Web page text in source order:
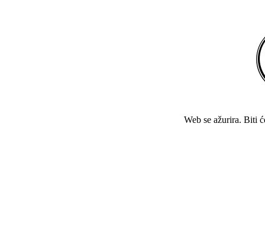
Web se ažurira. Biti